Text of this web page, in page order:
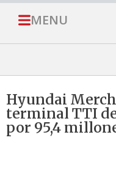
MENU
Hyundai
terminal TTI
por 95,4